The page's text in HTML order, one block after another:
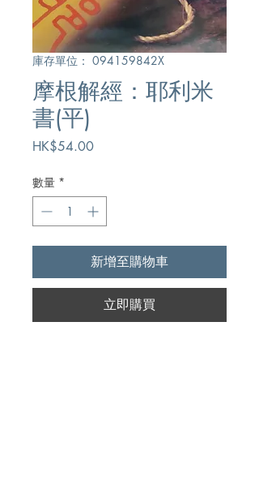
庫存單位： 094159842X
摩根解經：耶利米
書(平)
HK$54.00價
數量 *
新增至購物車
立即購買